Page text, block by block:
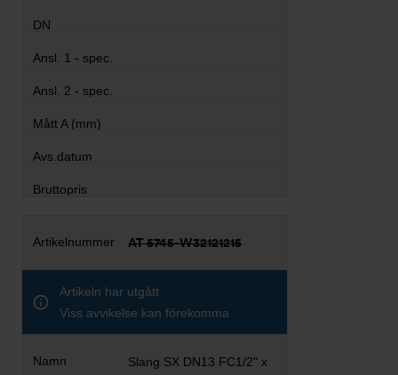
AT 5745-W32121215
Artikeln har utgått
Viss avvikelse kan förekomma
Slang SX DN13 FC1/2" x